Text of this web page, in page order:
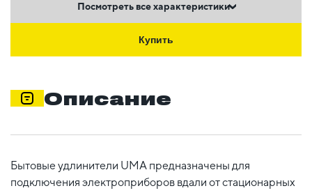
Посмотреть все характеристики
Купить
Описание
Бытовые удлинители UMA предназначены для
подключения электроприборов вдали от стационарных